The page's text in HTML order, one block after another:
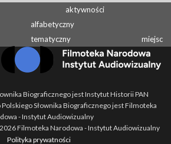
aktywności
alfabetyczny
tematyczny
miejsc
Biograficznego jest Instytut Historii PAN
Słownika Biograficznego jest Filmoteka
- Instytut Audiowizualny
Filmoteka Narodowa - Instytut Audiowizualny
Polityka prywatności